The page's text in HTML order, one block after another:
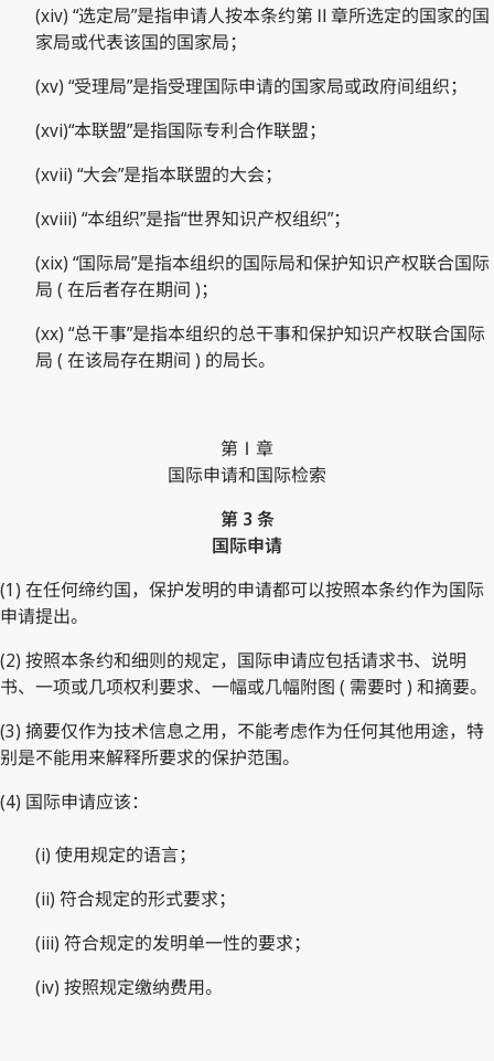
(xiv) “选定局”是指申请人按本条约第Ⅱ章所选定的国家的国
家局或代表该国的国家局；
(xv) “受理局”是指受理国际申请的国家局或政府间组织；
(xvi)“本联盟”是指国际专利合作联盟；
(xvii) “大会”是指本联盟的大会；
(xviii) “本组织”是指“世界知识产权组织”；
(xix) “国际局”是指本组织的国际局和保护知识产权联合国际
局 ( 在后者存在期间 )；
(xx) “总干事”是指本组织的总干事和保护知识产权联合国际
局 ( 在该局存在期间 ) 的局长。
第Ⅰ章
国际申请和国际检索
第 3 条
国际申请
(1) 在任何缔约国，保护发明的申请都可以按照本条约作为国际
申请提出。
(2) 按照本条约和细则的规定，国际申请应包括请求书、说明
书、一项或几项权利要求、一幅或几幅附图 ( 需要时 ) 和摘要。
(3) 摘要仅作为技术信息之用，不能考虑作为任何其他用途，特
别是不能用来解释所要求的保护范围。
(4) 国际申请应该：
(i) 使用规定的语言；
(ii) 符合规定的形式要求；
(iii) 符合规定的发明单一性的要求；
(iv) 按照规定缴纳费用。